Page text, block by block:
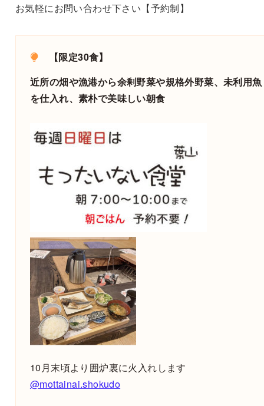
お気軽にお問い合わせ下さい【予約制】
【限定30食】
近所の畑や漁港から余剰野菜や規格外野菜、未利用魚
を仕入れ、素朴で美味しい朝食
10月末頃より囲炉裏に火入れします
@mottainai.shokudo